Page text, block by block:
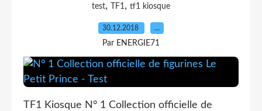
test, TF1, tf1 kiosque
30.12.2018 …
Par ENERGIE71
TF1 Kiosque N° 1 Collection officielle de